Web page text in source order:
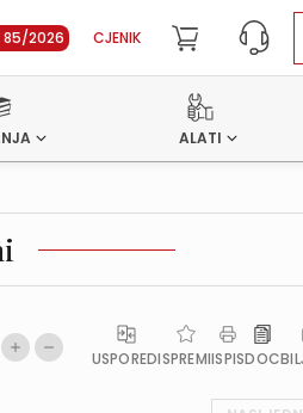
85/2026 CJENIK
ALATI
USPOREDISPREMIISPISDOC